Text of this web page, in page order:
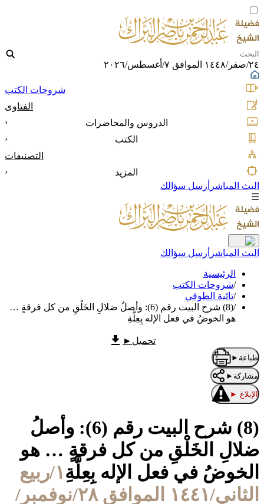
٢٤/صفر/١٤٤٨ الموافق ٧/أغسطس/٢٠٢٦
شروحات الكتب
الفتاوى
الدروس والمحاضرات
‹
الكتب
‹
التصنيفات
المزيد
‹
البث المباشر أرسل سؤالك
☰
البث المباشر أرسل سؤالك
الرئيسية
/شروحات الكتب
/تائية الطوفي
/
(8) شرح البيت رقم (6): وأصلُ ضلالِ الخَلْقِ من كل فرقةٍ …
هو الخوضُ في فعل الإله بِعِلَّةِ
تحميل ►
طباعة ►
مشاركة ►
الإبلاغ ►
(8) شرح البيت رقم (6): وأصلُ
ضلالِ الخَلْقِ من كل فرقةٍ … هو
الخوضُ في فعل الإله بِعِلَّةِ ١/ربيع
الثاني/١٤٤١ الموافق ٢٨/نوفمبر/